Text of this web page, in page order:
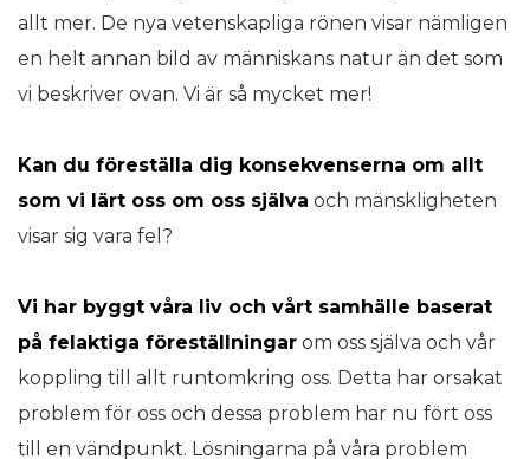
allt mer. De nya vetenskapliga rönen visar nämligen
en helt annan bild av människans natur än det som
vi beskriver ovan. Vi är så mycket mer!
Kan du föreställa dig konsekvenserna om allt
som vi lärt oss om oss själva och mänskligheten
visar sig vara fel?
Vi har byggt våra liv och vårt samhälle baserat
på felaktiga föreställningar om oss själva och vår
koppling till allt runtomkring oss. Detta har orsakat
problem för oss och dessa problem har nu fört oss
till en vändpunkt. Lösningarna på våra problem